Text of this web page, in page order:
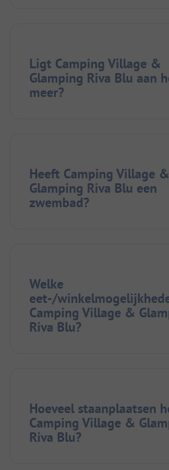
Ligt Camping Village &
Glamping Riva Blu aan
meer?
Heeft Camping Village &
Glamping Riva Blu een
zwembad?
Welke
eet-/
Camping Village &
Riva Blu?
Hoeveel staanplaatsen
Camping Village &
Riva Blu?